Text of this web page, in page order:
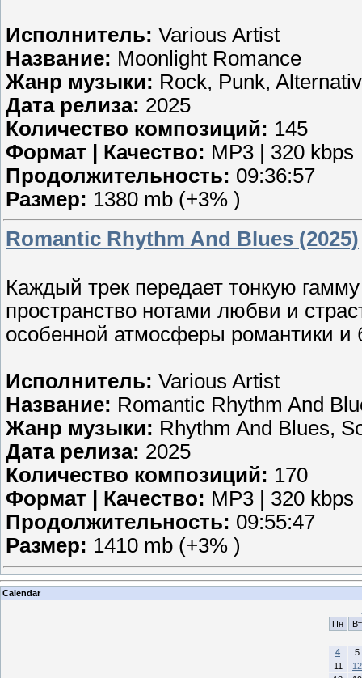
Исполнитель: Various Artist
Название: Moonlight Romance
Жанр музыки: Rock, Punk,
Дата релиза: 2025
Количество композиций: 145
Формат | Качество: MP3 | 320 kbps
Продолжительность: 09:36:57
Размер: 1380 mb (+3% )
Romantic Rhythm And Blues (2025)
Каждый трек передает тонкую
пространство нотами любви и
особенной атмосферы романтики
Исполнитель: Various Artist
Название: Romantic Rhythm And
Жанр музыки: Rhythm And Blues,
Дата релиза: 2025
Количество композиций: 170
Формат | Качество: MP3 | 320 kbps
Продолжительность: 09:55:47
Размер: 1410 mb (+3% )
Calendar
Пн
Вт
4
5
11
12